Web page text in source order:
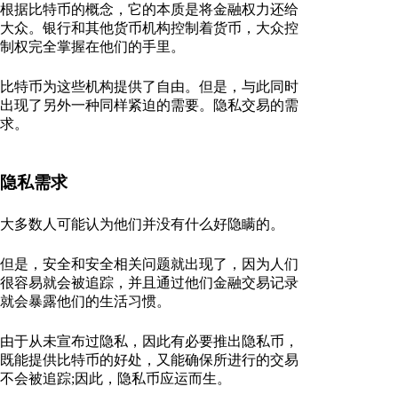
根据比特币的概念，它的本质是将金融权力还给
大众。银行和其他货币机构控制着货币，大众控
制权完全掌握在他们的手里。
比特币为这些机构提供了自由。但是，与此同时
出现了另外一种同样紧迫的需要。隐私交易的需
求。
隐私需求
大多数人可能认为他们并没有什么好隐瞒的。
但是，安全和安全相关问题就出现了，因为人们
很容易就会被追踪，并且通过他们金融交易记录
就会暴露他们的生活习惯。
由于从未宣布过隐私，因此有必要推出隐私币，
既能提供比特币的好处，又能确保所进行的交易
不会被追踪;因此，隐私币应运而生。